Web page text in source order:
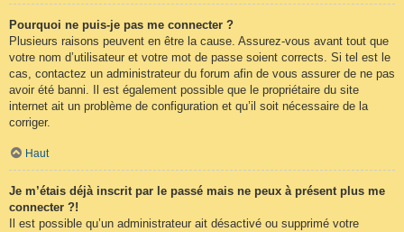
Pourquoi ne puis-je pas me connecter ?
Plusieurs raisons peuvent en être la cause. Assurez-vous avant tout que
votre nom d’utilisateur et votre mot de passe soient corrects. Si tel est le
cas, contactez un administrateur du forum afin de vous assurer de ne pas
avoir été banni. Il est également possible que le propriétaire du site
internet ait un problème de configuration et qu’il soit nécessaire de la
corriger.
Haut
Je m’étais déjà inscrit par le passé mais ne peux à présent plus me
connecter ?!
Il est possible qu’un administrateur ait désactivé ou supprimé votre